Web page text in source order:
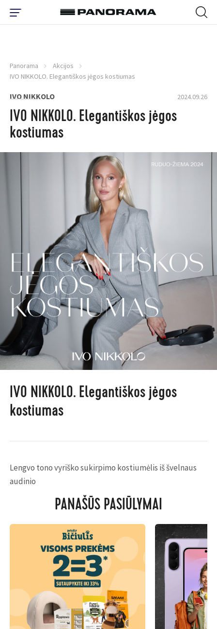
Panorama
Akcijos
IVO NIKKOLO. Elegantiškos jėgos kostiumas
IVO NIKKOLO 2024.09.26
IVO NIKKOLO. Elegantiškos jėgos
kostiumas
IVO NIKKOLO. Elegantiškos jėgos
kostiumas
Lengvo tono vyriško sukirpimo kostiumėlis iš švelnaus
audinio
PANAŠŪS PASIŪLYMAI